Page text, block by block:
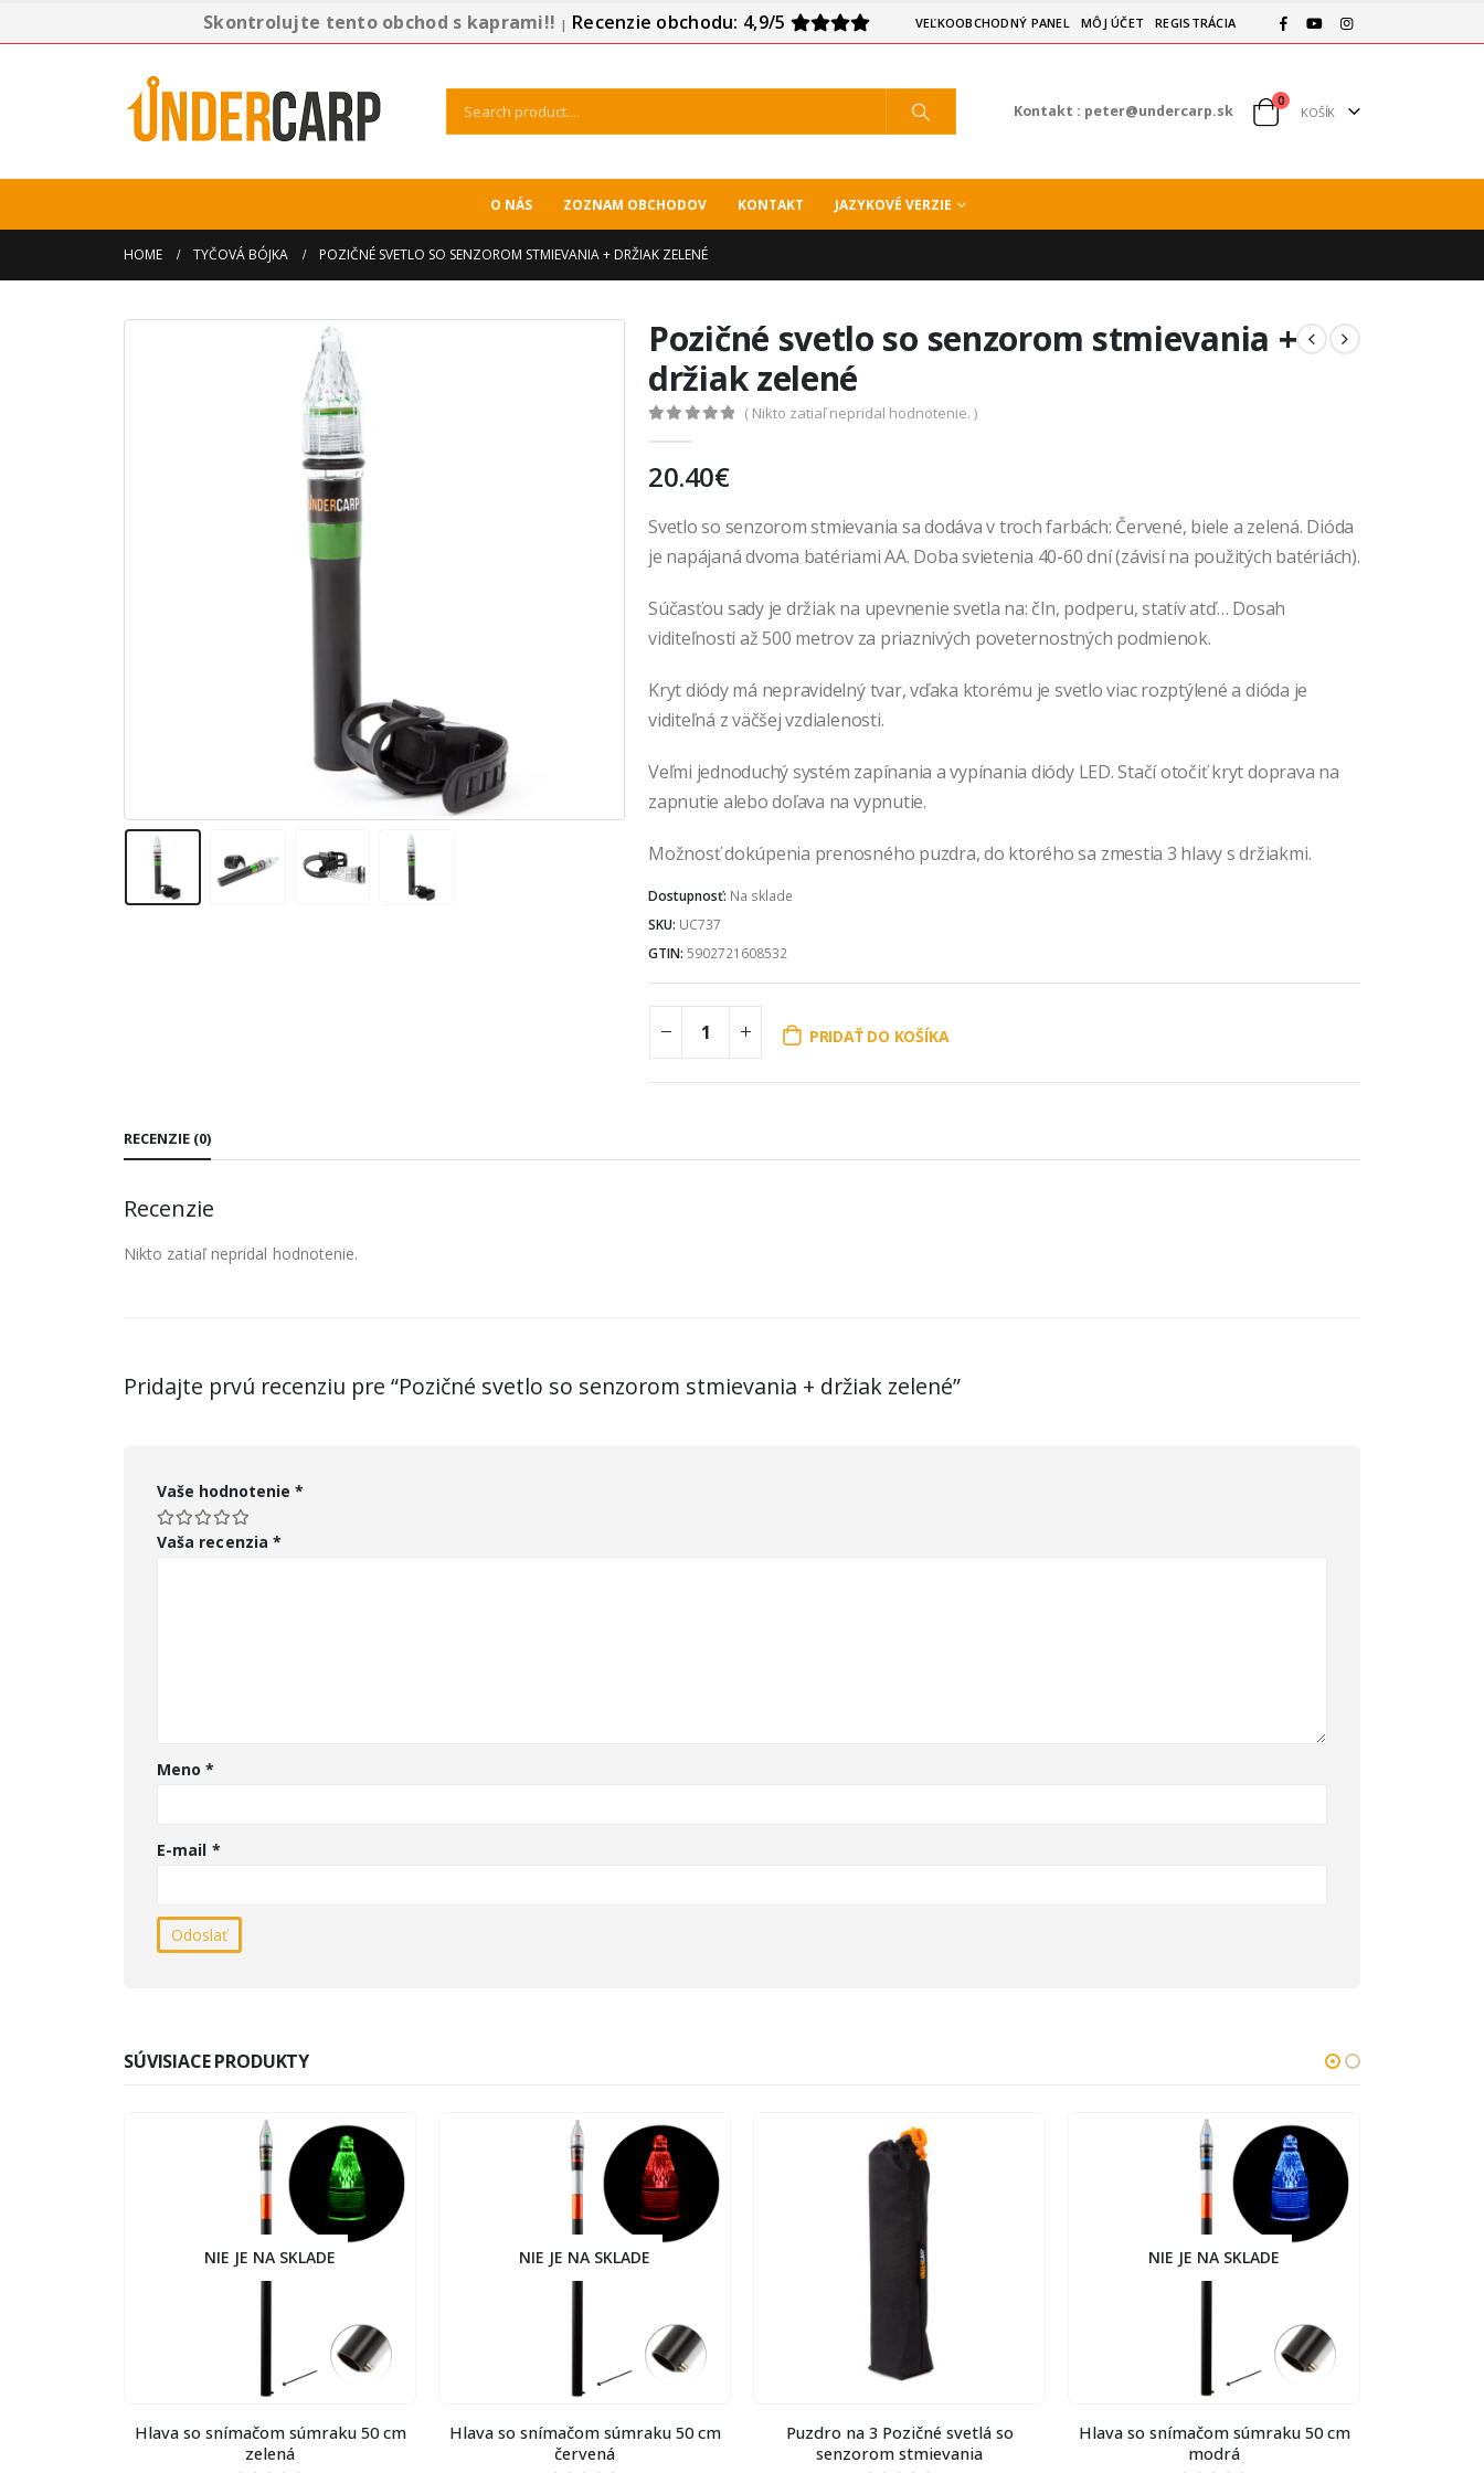
Skontrolujte tento obchod s kaprami!! | Recenzie obchodu: 4,9/5 VEĽKOOBCHODNÝ PANEL MÔJ ÚČET REGISTRÁCIA
Kontakt : peter@undercarp.sk
0
KOŠÍK
O NÁS ZOZNAM OBCHODOV KONTAKT JAZYKOVÉ VERZIE
HOME TYČOVÁ BÓJKA POZIČNÉ SVETLO SO SENZOROM STMIEVANIA + DRŽIAK ZELENÉ
Pozičné svetlo so senzorom stmievania +
držiak zelené
( Nikto zatiaľ nepridal hodnotenie. )
20.40€
Svetlo so senzorom stmievania sa dodáva v troch farbách: Červené, biele a zelená. Dióda
je napájaná dvoma batériami AA. Doba svietenia 40-60 dní (závisí na použitých batériách).
Súčasťou sady je držiak na upevnenie svetla na: čln, podperu, statív atď… Dosah
viditeľnosti až 500 metrov za priaznivých poveternostných podmienok.
Kryt diódy má nepravidelný tvar, vďaka ktorému je svetlo viac rozptýlené a dióda je
viditeľná z väčšej vzdialenosti.
Veľmi jednoduchý systém zapínania a vypínania diódy LED. Stačí otočiť kryt doprava na
zapnutie alebo doľava na vypnutie.
Možnosť dokúpenia prenosného puzdra, do ktorého sa zmestia 3 hlavy s držiakmi.
Dostupnosť: Na sklade
SKU: UC737
GTIN: 5902721608532
PRIDAŤ DO KOŠÍKA
RECENZIE (0)
Recenzie
Nikto zatiaľ nepridal hodnotenie.
Pridajte prvú recenziu pre “Pozičné svetlo so senzorom stmievania + držiak zelené”
Vaše hodnotenie *
Vaša recenzia *
Meno*
E-mail *
SÚVISIACE PRODUKTY
NIE JE NA SKLADE
Hlava so snímačom súmraku 50 cm
zelená
NIE JE NA SKLADE
Hlava so snímačom súmraku 50 cm
červená
Puzdro na 3 Pozičné svetlá so
senzorom stmievania
NIE JE NA SKLADE
Hlava so snímačom súmraku 50 cm
modrá